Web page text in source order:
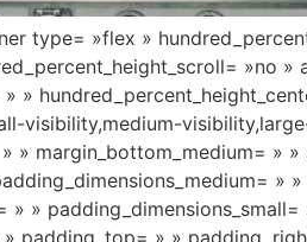
type= »flex »
»no
»
visibility,medium-
» margin_bottom_medium= »
»
» »
padding_top= » »